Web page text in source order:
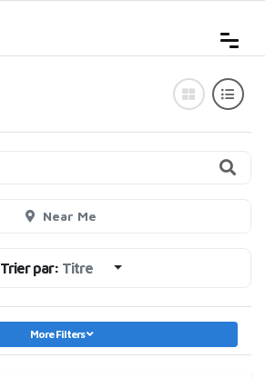
Near Me
Trier par: Titre
More Filters